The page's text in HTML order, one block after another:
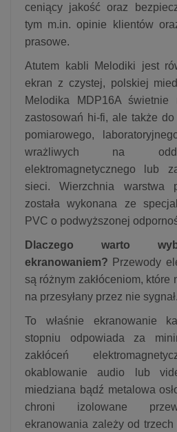
ceniący jakość oraz
tym m.in. opinie klientów
prasowe.
Atutem kabli Melodiki jest
ekran z czystej, polskiej
Melodika MDP16A
zastosowań hi-fi, ale także
pomiarowego,
wrażliwych na
elektromagnetycznego lub
sieci. Wierzchnia warstwa
została wykonana ze
PVC o podwyższonej
Dlaczego warto
ekranowaniem? Przewody
są różnym zakłóceniom, które
na przesyłany przez nie sygnał.
To właśnie ekranowanie
stopniu odpowiada za
zakłóceń
okablowanie audio lub
miedziana bądź metalowa
chroni izolowane
ekranowania zależy od trzech